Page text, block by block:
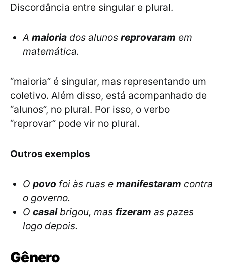
Discordância entre singular e plural.
A maioria dos alunos reprovaram em
matemática.
“maioria” é singular, mas representando um
coletivo. Além disso, está acompanhado de
“alunos”, no plural. Por isso, o verbo
“reprovar” pode vir no plural.
Outros exemplos
O povo foi às ruas e manifestaram contra
o governo.
O casalbrigou, mas fizeram as pazes
logo depois.
Gênero